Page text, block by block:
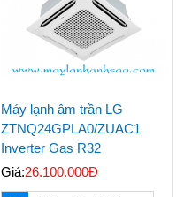
Máy lạnh âm trần LG
ZTNQ24GPLA0/ZUAC1
Inverter Gas R32
Giá:26.100.000Đ